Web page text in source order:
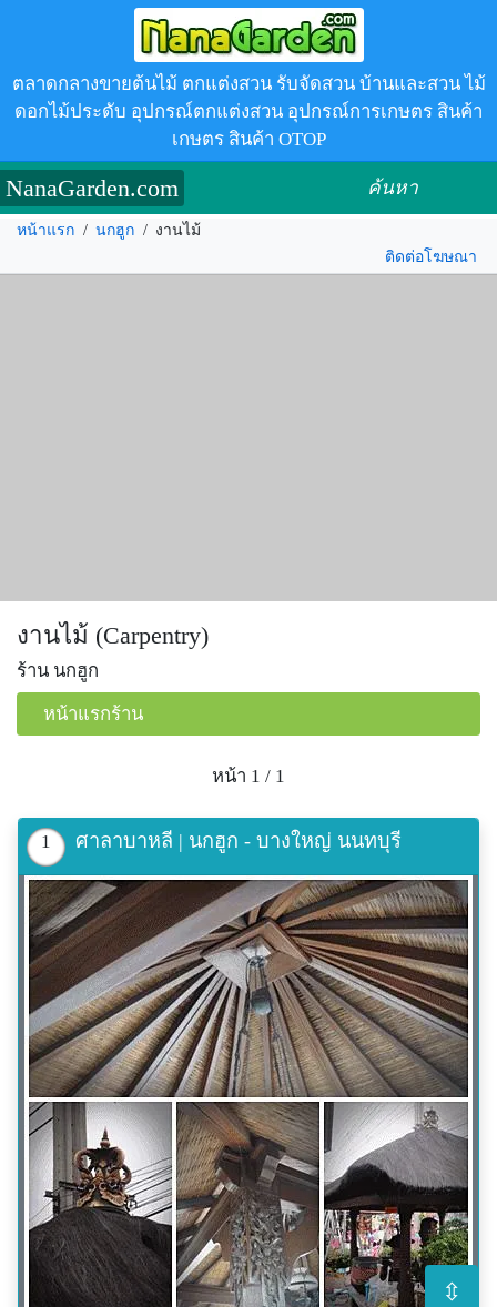
ตลาดกลางขายต้นไม้ ตกแต่งสวน รับจัดสวน บ้านและสวน ไม้
ดอกไม้ประดับ อุปกรณ์ตกแต่งสวน อุปกรณ์การเกษตร สินค้า
เกษตร สินค้า OTOP
NanaGarden.com ค้นหา
หน้าแรก / นกฮูก / งานไม้
ติดต่อโฆษณา
งานไม้ (Carpentry)
ร้าน นกฮูก
หน้าแรกร้าน
หน้า 1 / 1
1 ศาลาบาหลี | นกฮูก - บางใหญ่ นนทบุรี
⇳